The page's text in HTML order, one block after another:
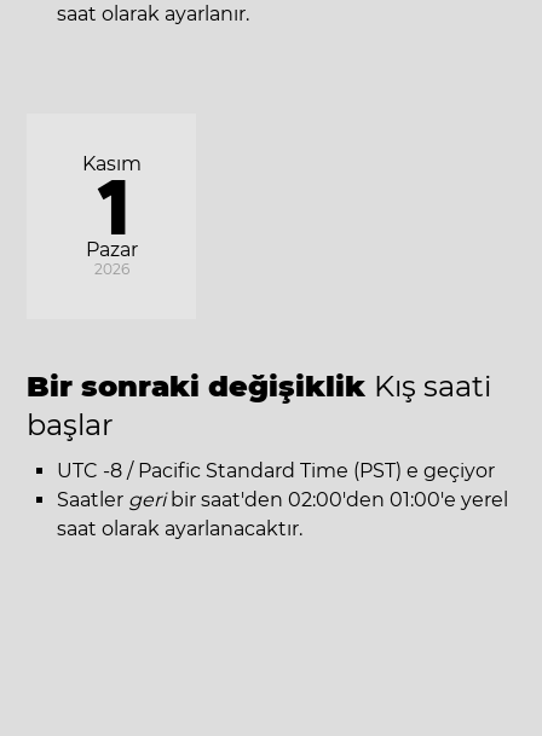
saat olarak ayarlanır.
Pazar
Kasım
1
2026
Bir sonraki değişiklik Kış saati
başlar
UTC -8 / Pacific Standard Time (PST) e geçiyor
Saatler geribir saat'den 02:00'den 01:00'e yerel
saat olarak ayarlanacaktır.